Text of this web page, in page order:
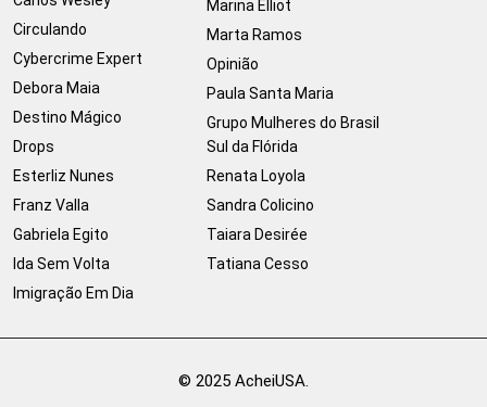
Circulando
Cybercrime Expert
Debora Maia
Destino Mágico
Drops
Esterliz Nunes
Franz Valla
Gabriela Egito
Ida Sem Volta
Imigração Em Dia
Marina Elliot
Marta Ramos
Opinião
Paula Santa Maria
Grupo Mulheres do Brasil
Sul da Flórida
Renata Loyola
Sandra Colicino
Taiara Desirée
Tatiana Cesso
© 2025 AcheiUSA.